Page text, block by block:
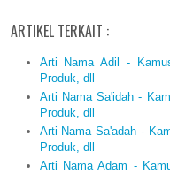
ARTIKEL TERKAIT :
Arti Nama Adil -
Produk, dll
Arti Nama Sa'idah -
Produk, dll
Arti Nama Sa'adah -
Produk, dll
Arti Nama Adam -